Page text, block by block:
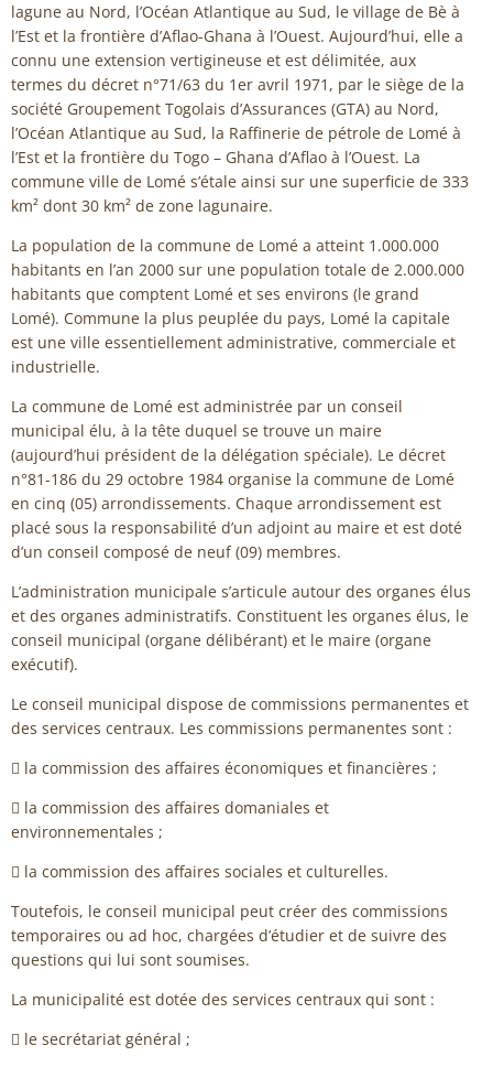
lagune au Nord, l’Océan Atlantique au Sud, le village de Bè à
l’Est et la frontière d’Aflao-Ghana à l’Ouest. Aujourd’hui, elle a
connu une extension vertigineuse et est délimitée, aux
termes du décret n°71/63 du 1er avril 1971, par le siège de la
société Groupement Togolais d’Assurances (GTA) au Nord,
l’Océan Atlantique au Sud, la Raffinerie de pétrole de Lomé à
l’Est et la frontière du Togo – Ghana d’Aflao à l’Ouest. La
commune ville de Lomé s’étale ainsi sur une superficie de 333
km² dont 30 km² de zone lagunaire.
La population de la commune de Lomé a atteint 1.000.000
habitants en l’an 2000 sur une population totale de 2.000.000
habitants que comptent Lomé et ses environs (le grand
Lomé). Commune la plus peuplée du pays, Lomé la capitale
est une ville essentiellement administrative, commerciale et
industrielle.
La commune de Lomé est administrée par un conseil
municipal élu, à la tête duquel se trouve un maire
(aujourd’hui président de la délégation spéciale). Le décret
n°81-186 du 29 octobre 1984 organise la commune de Lomé
en cinq (05) arrondissements. Chaque arrondissement est
placé sous la responsabilité d’un adjoint au maire et est doté
d’un conseil composé de neuf (09) membres.
L’administration municipale s’articule autour des organes élus
et des organes administratifs. Constituent les organes élus, le
conseil municipal (organe délibérant) et le maire (organe
exécutif).
Le conseil municipal dispose de commissions permanentes et
des services centraux. Les commissions permanentes sont :
 la commission des affaires économiques et financières ;
 la commission des affaires domaniales et
environnementales ;
 la commission des affaires sociales et culturelles.
Toutefois, le conseil municipal peut créer des commissions
temporaires ou ad hoc, chargées d’étudier et de suivre des
questions qui lui sont soumises.
La municipalité est dotée des services centraux qui sont :
 le secrétariat général ;